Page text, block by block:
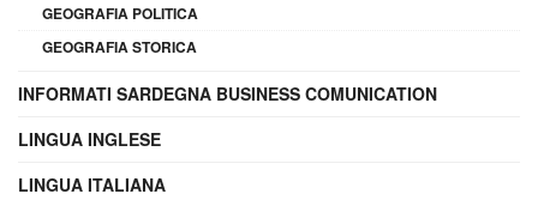
GEOGRAFIA POLITICA
GEOGRAFIA STORICA
INFORMATI SARDEGNA BUSINESS COMUNICATION
LINGUA INGLESE
LINGUA ITALIANA